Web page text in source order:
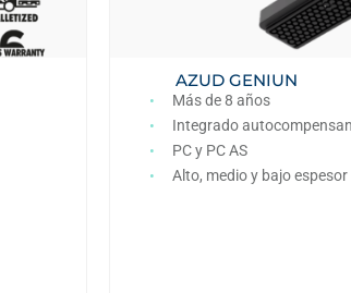
AZUD GENIUN
Más de 8 años
Integrado
PC y PC AS
Alto, medio y bajo espesor